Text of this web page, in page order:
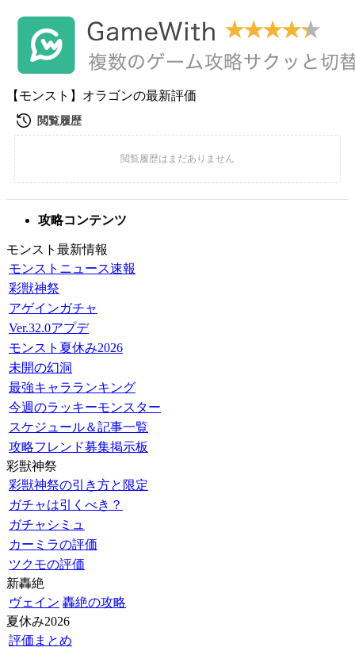
【モンスト】オラゴンの最新評価
攻略コンテンツ
モンスト最新情報
モンストニュース速報
彩獣神祭
アゲインガチャ
Ver.32.0アプデ
モンスト夏休み2026
未開の幻洞
最強キャラランキング
今週のラッキーモンスター
スケジュール＆記事一覧
攻略フレンド募集掲示板
彩獣神祭
彩獣神祭の引き方と限定
ガチャは引くべき？
ガチャシミュ
カーミラの評価
ツクモの評価
新轟絶
ヴェイン 轟絶の攻略
夏休み2026
評価まとめ